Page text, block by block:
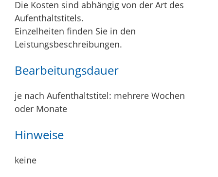
Die Kosten sind abhängig von der Art des
Aufenthaltstitels.
Einzelheiten finden Sie in den
Leistungsbeschreibungen.
Bearbeitungsdauer
je nach Aufenthaltstitel: mehrere Wochen
oder Monate
Hinweise
keine